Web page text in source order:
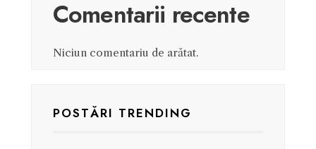
Comentarii recente
Niciun comentariu de arătat.
POSTĂRI TRENDING